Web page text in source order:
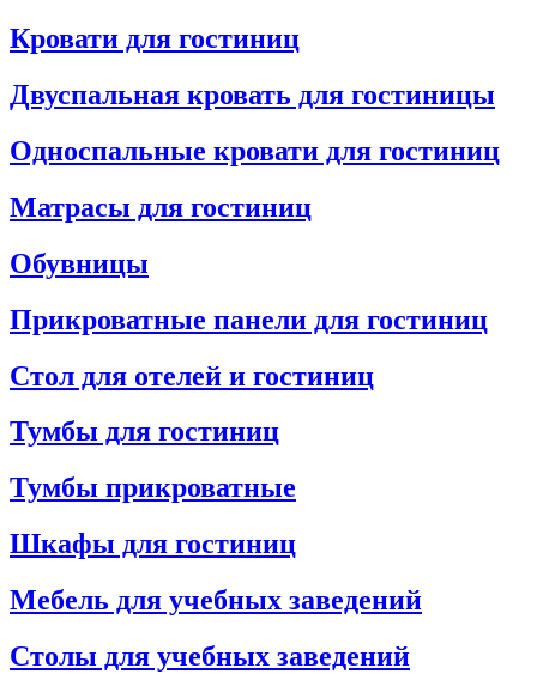
Кровати для гостиниц
Двуспальная кровать для гостиницы
Односпальные кровати для гостиниц
Матрасы для гостиниц
Обувницы
Прикроватные панели для гостиниц
Стол для отелей и гостиниц
Тумбы для гостиниц
Тумбы прикроватные
Шкафы для гостиниц
Мебель для учебных заведений
Столы для учебных заведений